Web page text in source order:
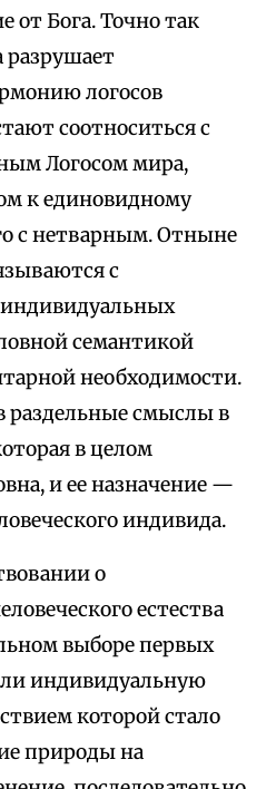
от Бога. Точно так
разрушает
логосов
соотноситься с
Логосом мира,
к единовидному
с нетварным. Отныне
с
семантикой
необходимости.
раздельные смыслы в
в целом
и ее назначение —
индивида.
о
естества
выборе первых
индивидуальную
которой стало
природы на